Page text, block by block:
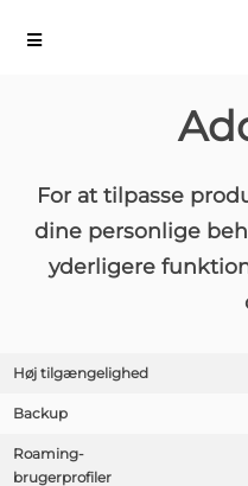
For at tilpasse
dine personlige
yderligere
Høj tilgængelighed
Backup
Roaming-
brugerprofiler